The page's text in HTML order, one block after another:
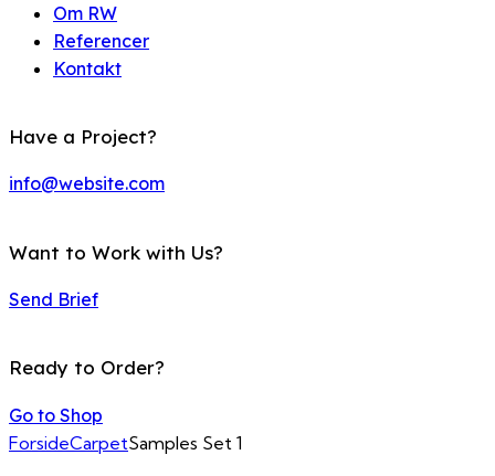
Om RW
Referencer
Kontakt
Have a Project?
info@website.com
Want to Work with Us?
Send Brief
Ready to Order?
Go to Shop
ForsideCarpetSamples Set 1